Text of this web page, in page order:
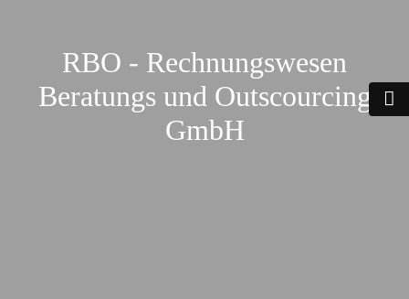
RBO - Rechnungswesen
Beratungs und Outscourcing
GmbH